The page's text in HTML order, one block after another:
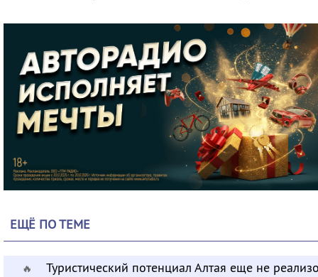
ЕЩЁ ПО ТЕМЕ
🔥 Туристический потенциал Алтая еще не